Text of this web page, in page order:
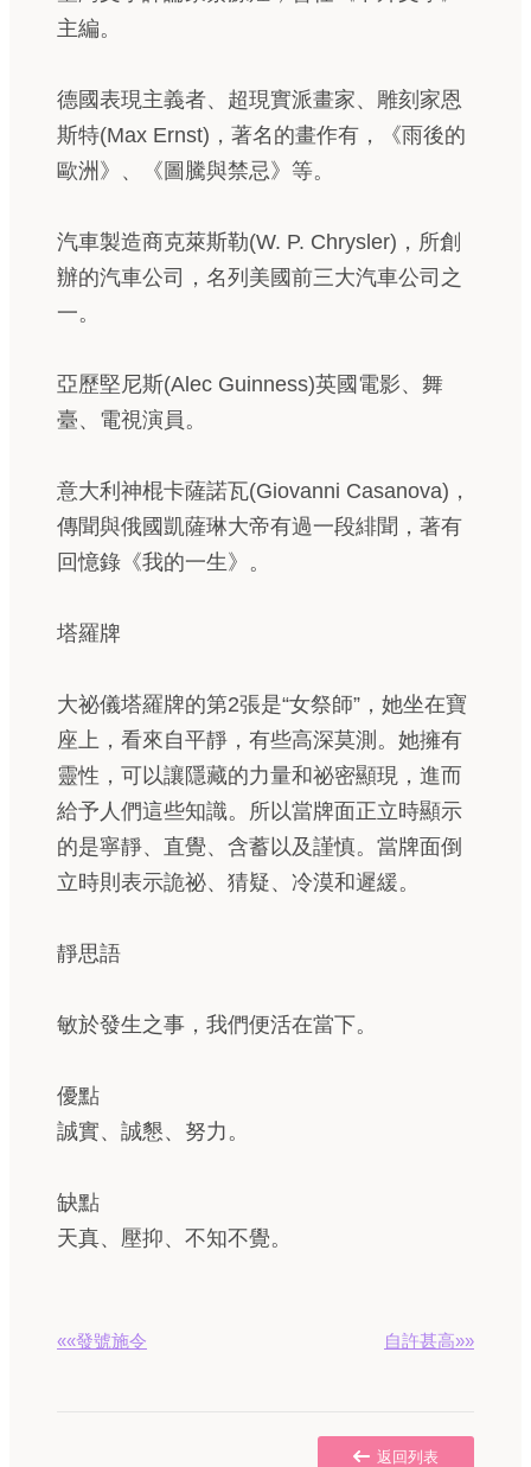
主編。
德國表現主義者、超現實派畫家、雕刻家恩
斯特(Max Ernst)，著名的畫作有，《雨後的
歐洲》、《圖騰與禁忌》等。
汽車製造商克萊斯勒(W. P. Chrysler)，所創
辦的汽車公司，名列美國前三大汽車公司之
一。
亞歷堅尼斯(Alec Guinness)英國電影、舞
臺、電視演員。
意大利神棍卡薩諾瓦(Giovanni Casanova)，
傳聞與俄國凱薩琳大帝有過一段緋聞，著有
回憶錄《我的一生》。
塔羅牌
大祕儀塔羅牌的第2張是“女祭師”，她坐在寶
座上，看來自平靜，有些高深莫測。她擁有
靈性，可以讓隱藏的力量和祕密顯現，進而
給予人們這些知識。所以當牌面正立時顯示
的是寧靜、直覺、含蓄以及謹慎。當牌面倒
立時則表示詭祕、猜疑、冷漠和遲緩。
靜思語
敏於發生之事，我們便活在當下。
優點
誠實、誠懇、努力。
缺點
天真、壓抑、不知不覺。
««發號施令 自許甚高»»
返回列表